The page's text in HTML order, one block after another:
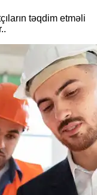
təqdim etməli